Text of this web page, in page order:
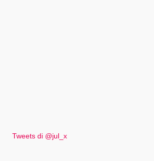
Tweets di @jul_x